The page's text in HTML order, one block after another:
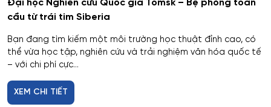
Cơ nhiệt máy bay và vũ trụ
Cơ sở hạ tầng nhà ở và xã hội
Cơ điện tử và Robotics
Cấp nước và xử lý nước thải đô thị - công nghiệp
Đại học Nghiên cứu Quốc gia Tomsk – Bệ phóng toàn
cầu từ trái tim Siberia
Bạn đang tìm kiếm một môi trường học thuật đỉnh cao, có
thể vừa học tập, nghiên cứu và trải nghiệm văn hóa quốc tế
– với chi phí cực...
XEM CHI TIẾT